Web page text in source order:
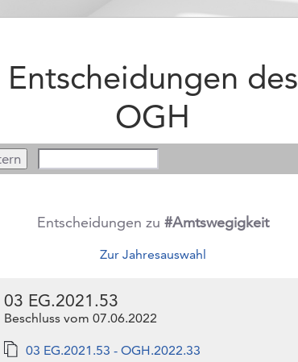
Entscheidungen des
OGH
Entscheidungen zu #Amtswegigkeit
Zur Jahresauswahl
03 EG.2021.53
Beschluss vom 07.06.2022
03 EG.2021.53 - OGH.2022.33